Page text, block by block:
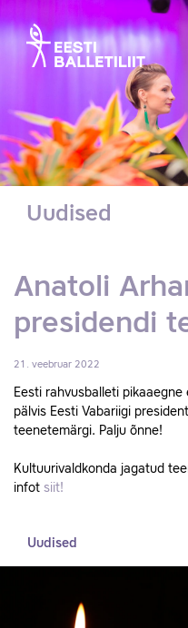
Uudised
Anatoli
presidendi
21. veebruar 2022
Eesti rahvusballeti
pälvis Eesti Vabariigi
teenetemärgi. Palju õnne!
Kultuurivaldkonda jagatud
infot siit!
Uudised